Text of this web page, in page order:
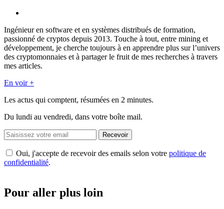
Ingénieur en software et en systèmes distribués de formation,
passionné de cryptos depuis 2013. Touche à tout, entre mining et
développement, je cherche toujours à en apprendre plus sur l’univers
des cryptomonnaies et à partager le fruit de mes recherches à travers
mes articles.
En voir +
Les actus qui comptent, résumées en 2 minutes.
Du lundi au vendredi, dans votre boîte mail.
Recevoir
Oui, j'accepte de recevoir des emails selon votre politique de
confidentialité.
Pour aller plus loin